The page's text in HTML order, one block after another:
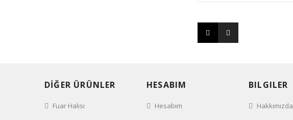
DİĞER ÜRÜNLER
Fuar Halısı
HESABIM
Hesabım
BILGILER
Hakkımızda